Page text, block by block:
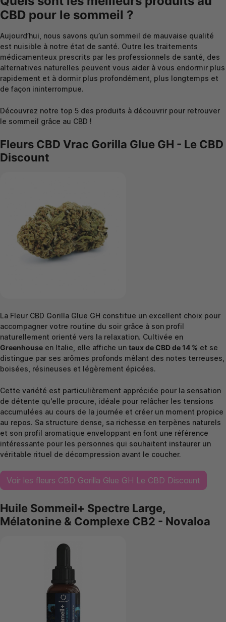
CBD pour le sommeil ?
Aujourd’hui, nous savons qu’un sommeil de mauvaise qualité
est nuisible à notre état de santé. Outre les traitements
médicamenteux prescrits par les professionnels de santé, des
alternatives naturelles peuvent vous aider à vous endormir plus
rapidement et à dormir plus profondément, plus longtemps et
de façon ininterrompue.
Découvrez notre top 5 des produits à découvrir pour retrouver
le sommeil grâce au CBD !
Fleurs CBD Vrac Gorilla Glue GH - Le CBD
Discount
La Fleur CBD Gorilla Glue GH constitue un excellent choix pour
accompagner votre routine du soir grâce à son profil
naturellement orienté vers la relaxation. Cultivée en
Greenhouse en Italie, elle affiche un taux de CBD de 14 % et se
distingue par ses arômes profonds mêlant des notes terreuses,
boisées, résineuses et légèrement épicées.
Cette variété est particulièrement appréciée pour la sensation
de détente qu'elle procure, idéale pour relâcher les tensions
accumulées au cours de la journée et créer un moment propice
au repos. Sa structure dense, sa richesse en terpènes naturels
et son profil aromatique enveloppant en font une référence
intéressante pour les personnes qui souhaitent instaurer un
véritable rituel de décompression avant le coucher.
Voir les fleurs CBD Gorilla Glue GH Le CBD Discount
Huile Sommeil+ Spectre Large,
Mélatonine & Complexe CB2 - Novaloa